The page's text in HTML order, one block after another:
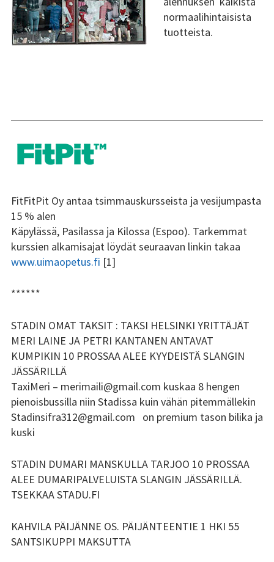
normaalihintaisista
tuotteista.
FitFitPit Oy antaa tsimmauskursseista ja vesijumpasta
15 % alen
Käpylässä, Pasilassa ja Kilossa (Espoo). Tarkemmat
kurssien alkamisajat löydät seuraavan linkin takaa
www.uimaopetus.fi [1]
******
STADIN OMAT TAKSIT : TAKSI HELSINKI YRITTÄJÄT
MERI LAINE JA PETRI KANTANEN ANTAVAT
KUMPIKIN 10 PROSSAA ALEE KYYDEISTÄ SLANGIN
JÄSSÄRILLÄ
TaxiMeri – merimaili@gmail.com kuskaa 8 hengen
pienoisbussilla niin Stadissa kuin vähän pitemmällekin
Stadinsifra312@gmail.com on premium tason bilika ja
kuski
STADIN DUMARI MANSKULLA TARJOO 10 PROSSAA
ALEE DUMARIPALVELUISTA SLANGIN JÄSSÄRILLÄ.
TSEKKAA STADU.FI
KAHVILA PÄIJÄNNE OS. PÄIJÄNTEENTIE 1 HKI 55
SANTSIKUPPI MAKSUTTA